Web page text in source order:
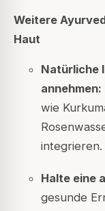
Weitere
Haut
Natürliche
annehmen:
wie
integrieren.
Halte eine
gesunde